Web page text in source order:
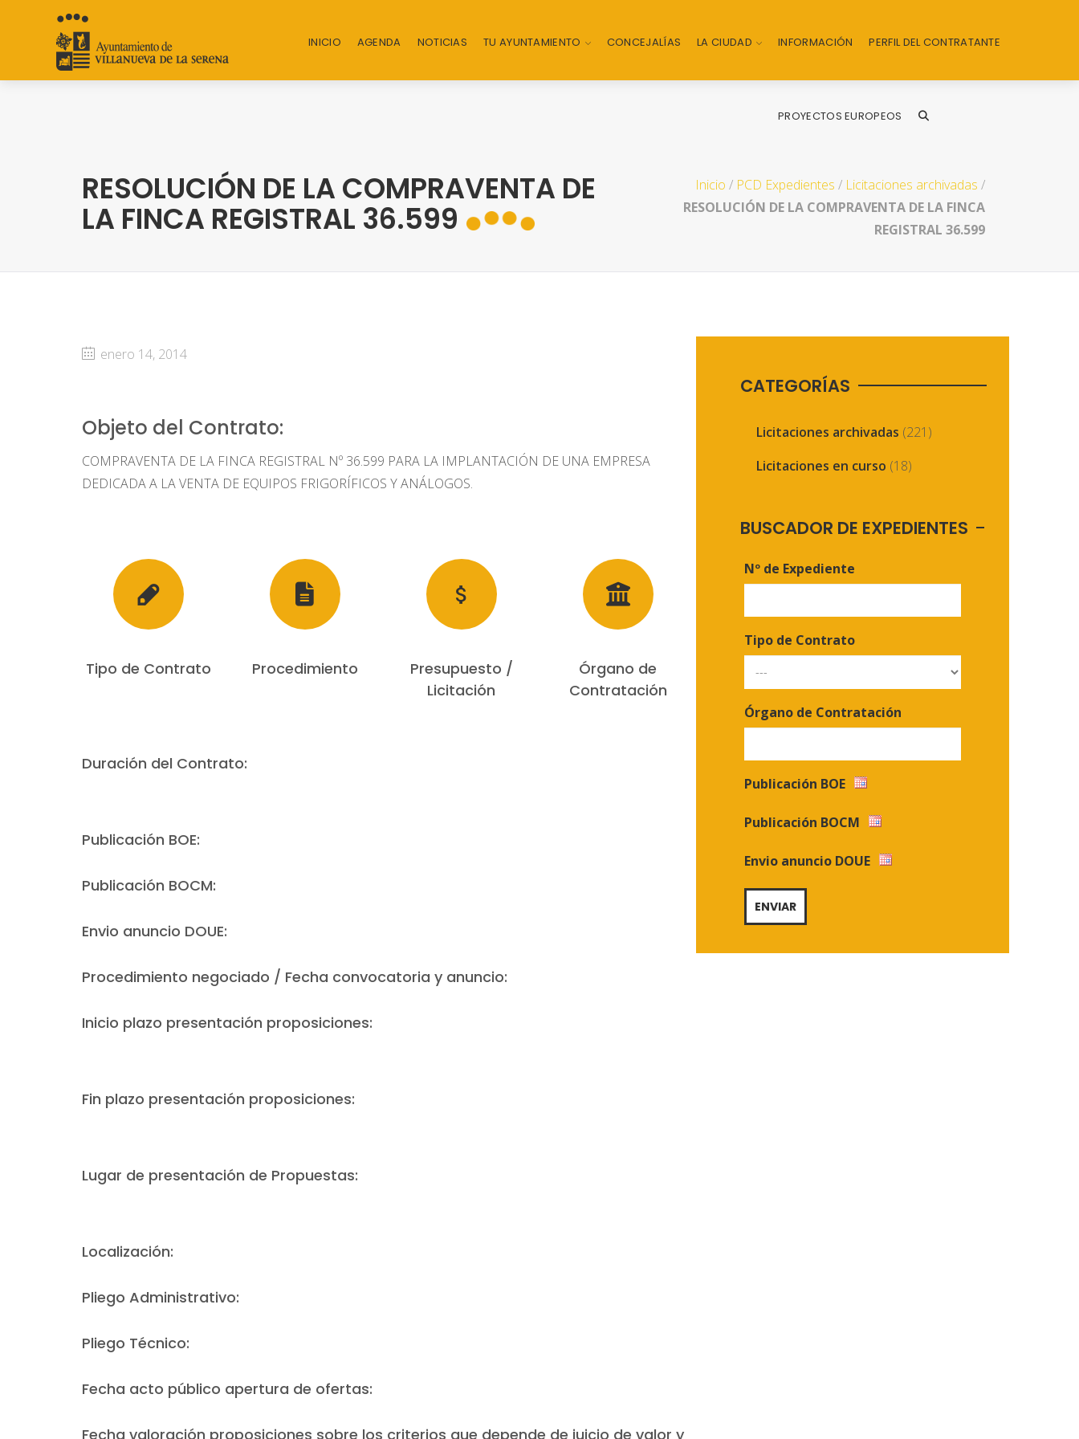
INICIO AGENDA NOTICIAS TU AYUNTAMIENTO CONCEJALÍAS LA CIUDAD INFORMACIÓN PERFIL DEL CONTRATANTE
PROYECTOS EUROPEOS
RESOLUCIÓN DE LA COMPRAVENTA DE
LA FINCA REGISTRAL 36.599
Inicio / PCD Expedientes / Licitaciones archivadas /
RESOLUCIÓN DE LA COMPRAVENTA DE LA FINCA
REGISTRAL 36.599
enero 14, 2014
Objeto del Contrato:
COMPRAVENTA DE LA FINCA REGISTRAL Nº 36.599 PARA LA IMPLANTACIÓN DE UNA EMPRESA
DEDICADA A LA VENTA DE EQUIPOS FRIGORÍFICOS Y ANÁLOGOS.
Tipo de Contrato Procedimiento
Presupuesto /
Licitación
Órgano de
Contratación
Duración del Contrato:
Publicación BOE:
Publicación BOCM:
Envio anuncio DOUE:
Procedimiento negociado / Fecha convocatoria y anuncio:
Inicio plazo presentación proposiciones:
Fin plazo presentación proposiciones:
Lugar de presentación de Propuestas:
Localización:
Pliego Administrativo:
Pliego Técnico:
Fecha acto público apertura de ofertas:
Fecha valoración proposiciones sobre los criterios que depende de juicio de valor y
CATEGORÍAS
Licitaciones archivadas (221)
Licitaciones en curso (18)
BUSCADOR DE EXPEDIENTES
Nº de Expediente
Tipo de Contrato
Órgano de Contratación
Publicación BOE
Publicación BOCM
Envio anuncio DOUE